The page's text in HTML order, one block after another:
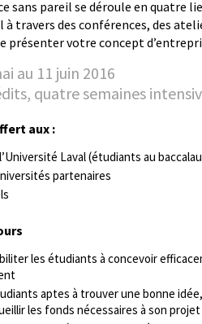
sans pareil se déroule en quatre
travers des conférences, des
présenter votre concept
au 11 juin 2016
quatre semaines
aux :
Laval (étudiants au
partenaires
les étudiants à concevoir
aptes à trouver une bonne
les fonds nécessaires à son projet